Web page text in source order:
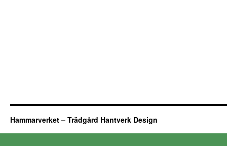
Hammarverket – Trädgård Hantverk Design